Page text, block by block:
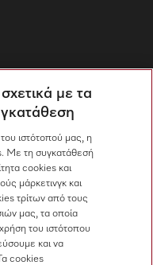
με τα
του ιστότοπού μας, η
Με τη συγκατάθεσή
cookies και
μάρκετινγκ και
τρίτων από τους
μας, τα οποία
του ιστότοπου
και να
cookies